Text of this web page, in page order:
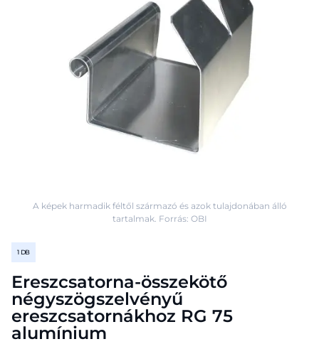
1 DB
Ereszcsatorna-összekötő
négyszögszelvényű
ereszcsatornákhoz RG 75
alumínium
A képek harmadik féltől származó és azok tulajdonában álló
tartalmak. Forrás: OBI